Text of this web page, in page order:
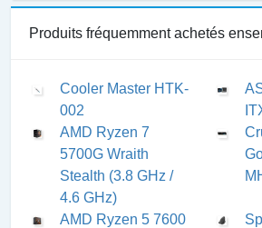
Produits fréquemment achetés
Cooler Master HTK-
002
AMD Ryzen 7
5700G Wraith
Stealth (3.8 GHz /
4.6 GHz)
AMD Ryzen 5 7600